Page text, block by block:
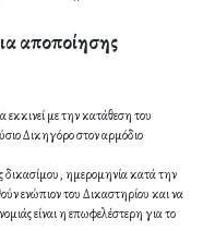
αποποίησης
με την κατάθεση του
Δικηγόρο στον αρμόδιο
δικασίμου, ημερομηνία κατά την
ενώπιον του Δικαστηρίου και να
είναι η επωφελέστερη για το